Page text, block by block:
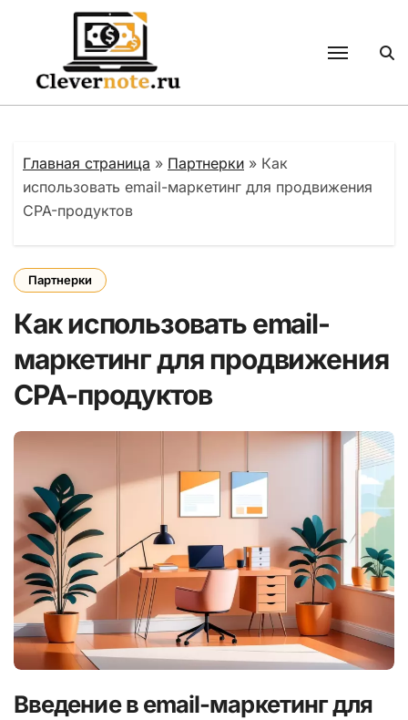
содержанию
Главная страница » Партнерки » Как
использовать email-маркетинг для продвижения
CPA-продуктов
Партнерки
Как использовать email-
маркетинг для продвижения
CPA-продуктов
Введение в email-маркетинг для